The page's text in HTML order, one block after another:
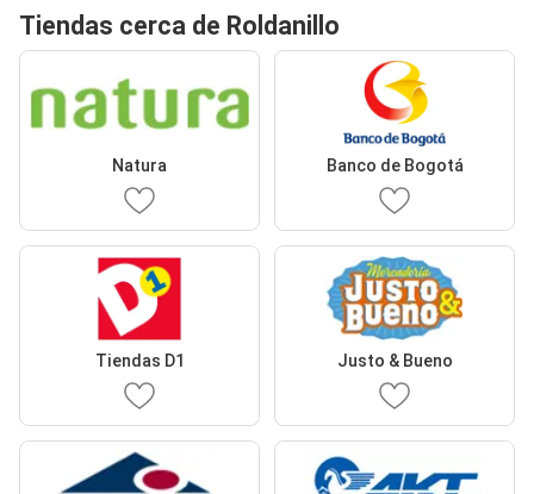
Tiendas cerca de Roldanillo
Natura Banco de Bogotá
Tiendas D1 Justo & Bueno